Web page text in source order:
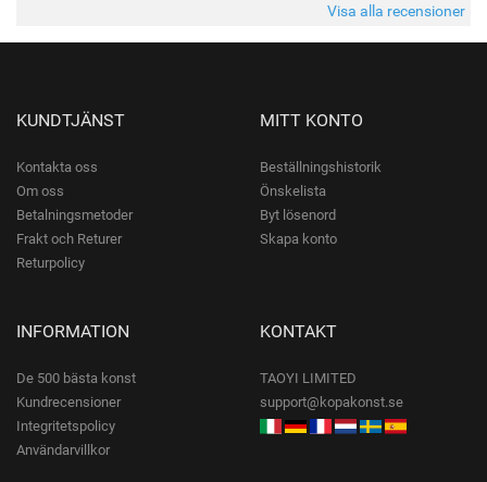
Visa alla recensioner
KUNDTJÄNST
Kontakta oss
Om oss
Betalningsmetoder
Frakt och Returer
Returpolicy
MITT KONTO
Beställningshistorik
Önskelista
Byt lösenord
Skapa konto
INFORMATION
De 500 bästa konst
Kundrecensioner
Integritetspolicy
Användarvillkor
KONTAKT
TAOYI LIMITED
support@kopakonst.se